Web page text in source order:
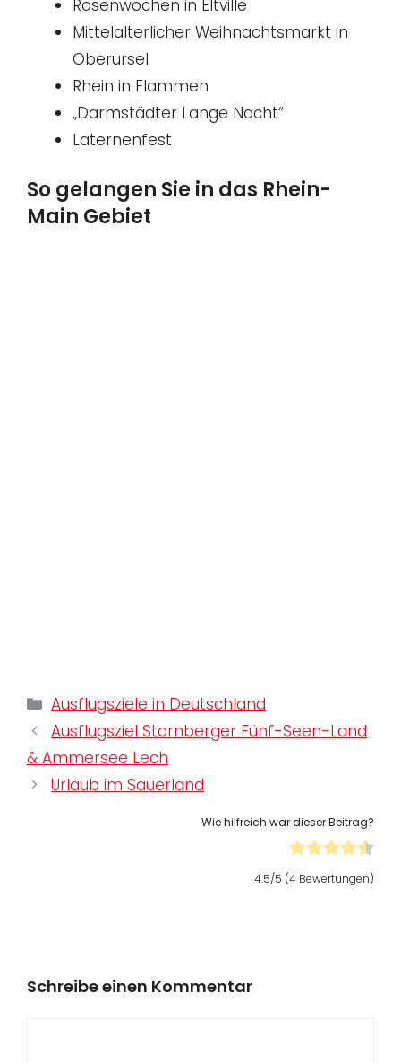
Rosenwochen in Eltville
Mittelalterlicher Weihnachtsmarkt in
Oberursel
Rhein in Flammen
„Darmstädter Lange Nacht“
Laternenfest
So gelangen Sie in das Rhein-
Main Gebiet
Kategorien
Ausflugsziele in Deutschland
Ausflugsziel Starnberger Fünf-Seen-Land
& Ammersee Lech
Urlaub im Sauerland
Wie hilfreich war dieser Beitrag?
4.5/5 (4 Bewertungen)
Schreibe einen Kommentar